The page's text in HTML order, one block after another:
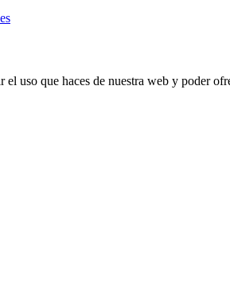
uso que haces de nuestra web y poder